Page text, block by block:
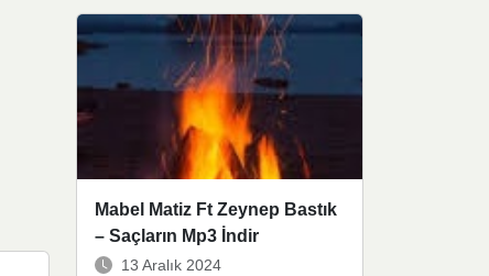
Mabel Matiz Ft Zeynep Bastık
– Saçların Mp3 İndir
13 Aralık 2024